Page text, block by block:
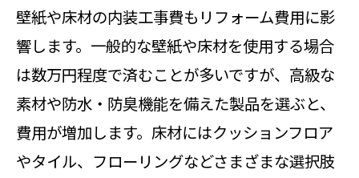
壁紙や床材の内装工事費もリフォーム費用に影
響します。一般的な壁紙や床材を使用する場合
は数万円程度で済むことが多いですが、高級な
素材や防水・防臭機能を備えた製品を選ぶと、
費用が増加します。床材にはクッションフロア
やタイル、フローリングなどさまざまな選択肢